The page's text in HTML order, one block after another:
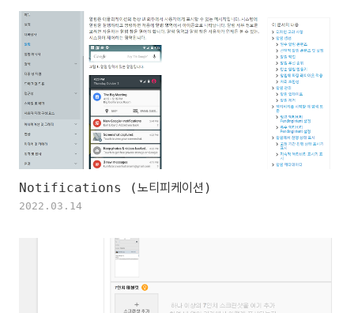
Notifications (노티피케이션)
2022.03.14